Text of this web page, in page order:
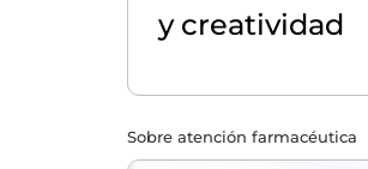
y creatividad
Sobre atención farmacéutica